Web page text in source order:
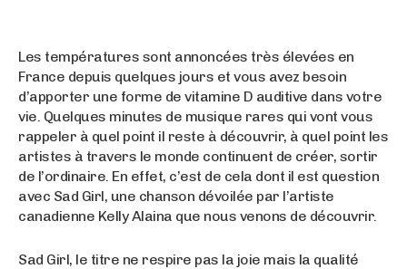
Les températures sont annoncées très élevées en
France depuis quelques jours et vous avez besoin
d’apporter une forme de vitamine D auditive dans votre
vie. Quelques minutes de musique rares qui vont vous
rappeler à quel point il reste à découvrir, à quel point les
artistes à travers le monde continuent de créer, sortir
de l’ordinaire. En effet, c’est de cela dont il est question
avec Sad Girl, une chanson dévoilée par l’artiste
canadienne Kelly Alaina que nous venons de découvrir.
Sad Girl, le titre ne respire pas la joie mais la qualité